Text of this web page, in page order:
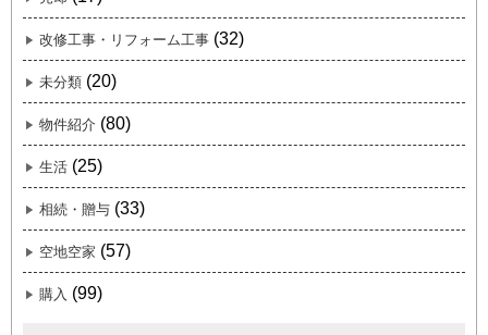
改修工事・リフォーム工事 (32)
未分類 (20)
物件紹介 (80)
生活 (25)
相続・贈与 (33)
空地空家 (57)
購入 (99)